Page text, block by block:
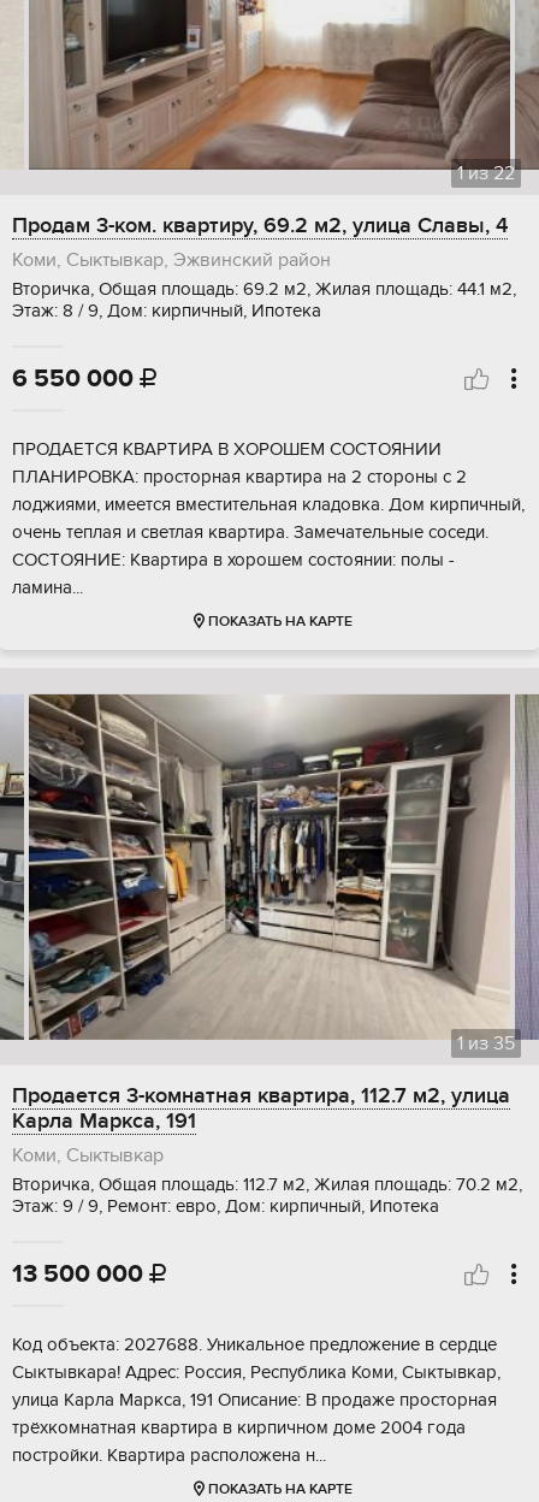
1из22
Продам 3-ком. квартиру, 69.2 м2, улица Славы, 4
Коми, Сыктывкар, Эжвинский район
Вторичка, Общая площадь: 69.2 м2, Жилая площадь: 44.1 м2,
Этаж: 8 / 9, Дом: кирпичный, Ипотека
6 550 000 
ПРОДАЕТСЯ КВАРТИРА В ХОРОШЕМ СОСТОЯНИИ
ПЛАНИРОВКА: просторная квартира на 2 стороны с 2
лоджиями, имеется вместительная кладовка. Дом кирпичный,
очень теплая и светлая квартира. Замечательные соседи.
СОСТОЯНИЕ: Квартира в хорошем состоянии: полы -
ламина...
ПОКАЗАТЬ НА КАРТЕ
1из 35
Продается 3-комнатная квартира, 112.7 м2, улица
Карла Маркса, 191
Коми, Сыктывкар
Вторичка, Общая площадь: 112.7 м2, Жилая площадь: 70.2 м2,
Этаж: 9 / 9, Ремонт: евро, Дом: кирпичный, Ипотека
13 500 000 
Код объекта: 2027688. Уникальное предложение в сердце
Сыктывкара! Адрес: Россия, Республика Коми, Сыктывкар,
улица Карла Маркса, 191 Описание: В продаже просторная
трёхкомнатная квартира в кирпичном доме 2004 года
постройки. Квартира расположена н...
ПОКАЗАТЬ НА КАРТЕ